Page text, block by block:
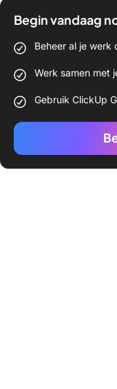
Begin vandaag
Beheer al je werk
Werk samen met
Gebruik ClickUp